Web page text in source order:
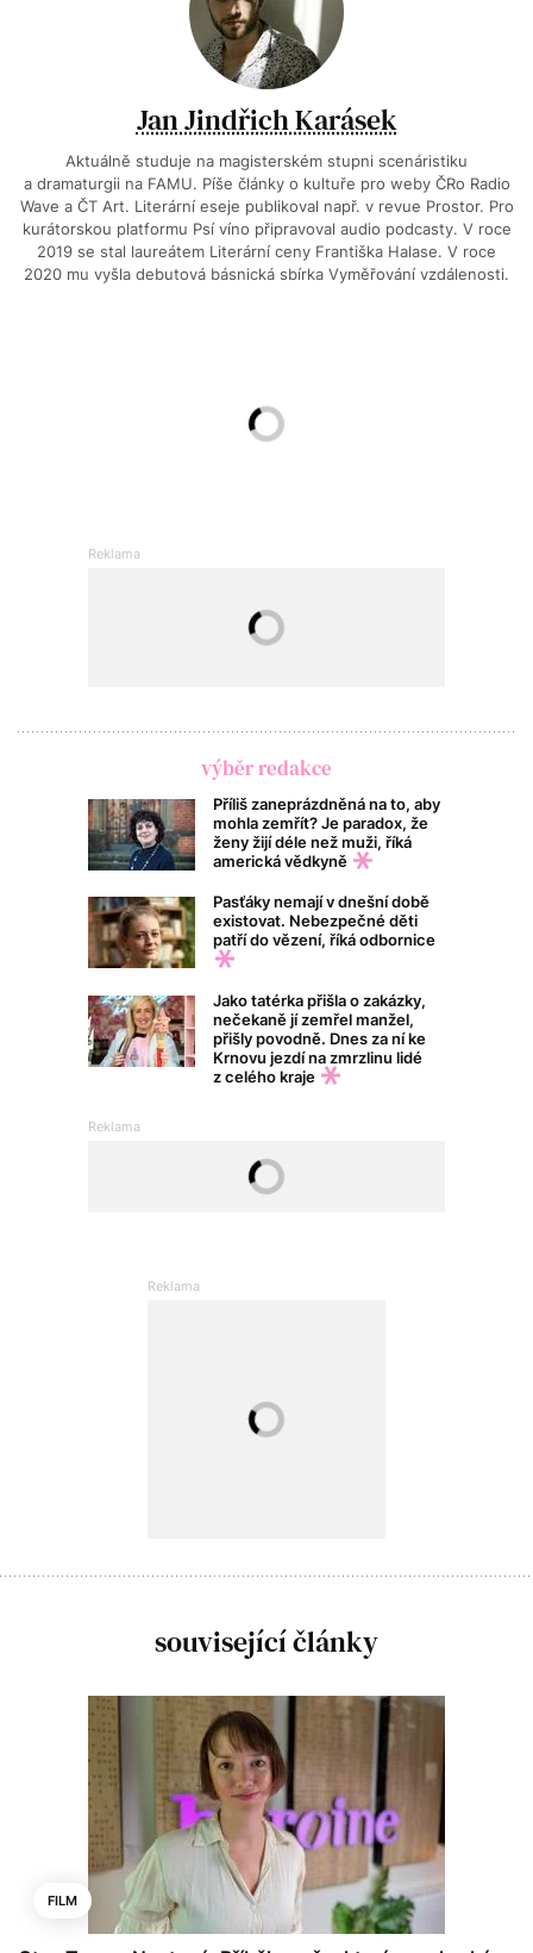
Jan Jindřich Karásek
Aktuálně studuje na magisterském stupni scenáristiku
a dramaturgii na FAMU. Píše články o kultuře pro weby ČRo Radio
Wave a ČT Art. Literární eseje publikoval např. v revue Prostor. Pro
kurátorskou platformu Psí víno připravoval audio podcasty. V roce
2019 se stal laureátem Literární ceny Františka Halase. V roce
2020 mu vyšla debutová básnická sbírka Vyměřování vzdálenosti.
výběr redakce
Příliš zaneprázdněná na to, aby
mohla zemřít? Je paradox, že
ženy žijí déle než muži, říká
americká vědkyně
Pasťáky nemají v dnešní době
existovat. Nebezpečné děti
patří do vězení, říká odbornice
Jako tatérka přišla o zakázky,
nečekaně jí zemřel manžel,
přišly povodně. Dnes za ní ke
Krnovu jezdí na zmrzlinu lidé
z celého kraje
související články
FILM